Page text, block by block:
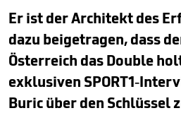
Er ist der Architekt des
dazu beigetragen, dass
Österreich das Double
exklusiven SPORT1-
Buric über den Schlüssel